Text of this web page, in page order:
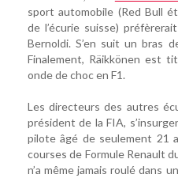
sport automobile (Red Bull
de l’écurie suisse)
Bernoldi. S’en suit un bras
Finalement, Räikkönen est
onde de choc en F1.
Les directeurs des autres
président de la FIA,
pilote âgé de seulement 21
courses de Formule Renault
n’a même jamais roulé dans